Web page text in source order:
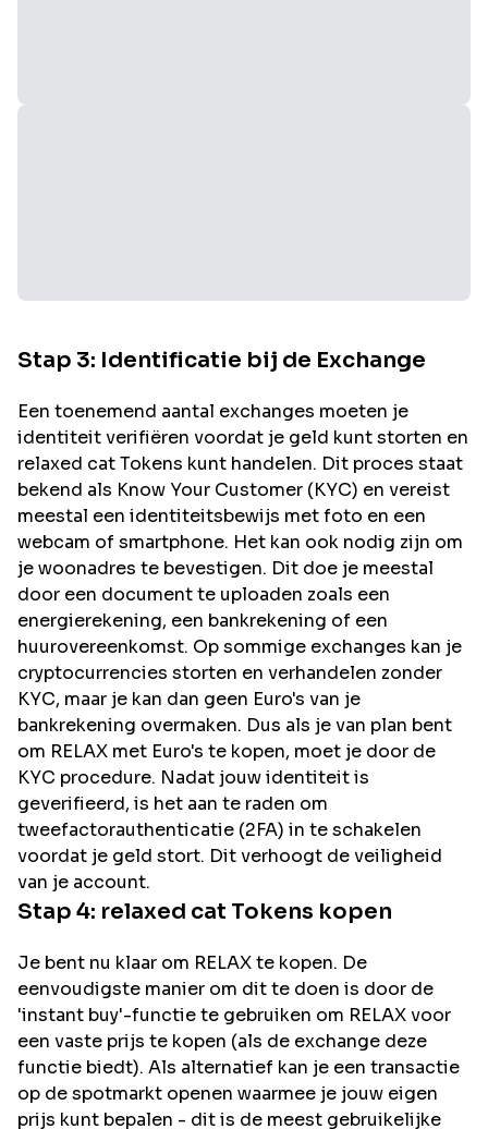
Stap 3: Identificatie bij de Exchange
Een toenemend aantal exchanges moeten je
identiteit verifiëren voordat je geld kunt storten en
relaxed catTokens kunt handelen. Dit proces staat
bekend als Know Your Customer (KYC) en vereist
meestal een identiteitsbewijs met foto en een
webcam of smartphone. Het kan ook nodig zijn om
je woonadres te bevestigen. Dit doe je meestal
door een document te uploaden zoals een
energierekening, een bankrekening of een
huurovereenkomst. Op sommige exchanges kan je
cryptocurrencies storten en verhandelen zonder
KYC, maar je kan dan geen Euro's van je
bankrekening overmaken. Dus als je van plan bent
om RELAX met Euro's te kopen, moet je door de
KYC procedure. Nadat jouw identiteit is
geverifieerd, is het aan te raden om
tweefactorauthenticatie (2FA) in te schakelen
voordat je geld stort. Dit verhoogt de veiligheid
van je account.
Stap 4: relaxed cat Tokens kopen
Je bent nu klaar om RELAX te kopen. De
eenvoudigste manier om dit te doen is door de
'instant buy'-functie te gebruiken om RELAX voor
een vaste prijs te kopen (als de exchange deze
functie biedt). Als alternatief kan je een transactie
op de spotmarkt openen waarmee je jouw eigen
prijs kunt bepalen - dit is de meest gebruikelijke